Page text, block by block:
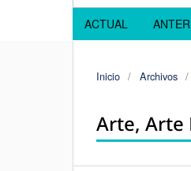
ACTUAL
Inicio / Archivos /
Arte, Arte